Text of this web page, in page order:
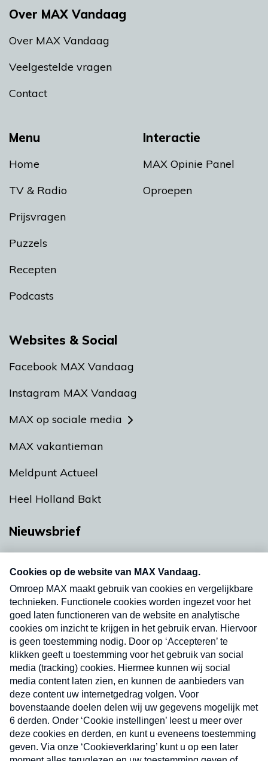
Menu
Home
TV & Radio
Prijsvragen
Puzzels
Recepten
Podcasts
Interactie
MAX Opinie Panel
Oproepen
Over MAX Vandaag
Over MAX Vandaag
Veelgestelde vragen
Contact
Websites & Social
Facebook MAX Vandaag
Instagram MAX Vandaag
MAX op sociale media
MAX vakantieman
Meldpunt Actueel
Heel Holland Bakt
Nieuwsbrief
nieuwsbrief. Elke vrijdag- en dinsdagochtend in
uw mailbox.
Verzend
Nieuwsbrief
Neem hier een gratis abonnement op onze